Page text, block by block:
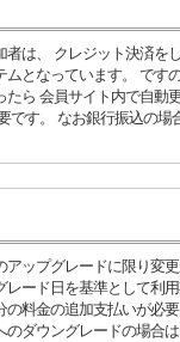
者は、 クレジット決済を
ムとなっています。 です
たら 会員サイト内で自動
です。 なお銀行振込の場
アップグレードに限り変
ード日を基準として利用
の料金の追加支払いが必
のダウングレードの場合